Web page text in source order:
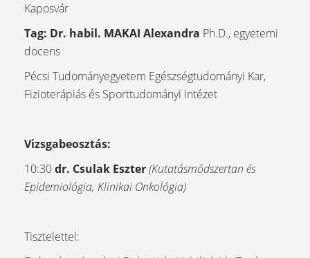
Kaposvár
Tag: Dr. habil. MAKAI Alexandra Ph.D., egyetemi
docens
Pécsi Tudományegyetem Egészségtudományi Kar,
Fizioterápiás és Sporttudományi Intézet
Vizsgabeosztás:
10:30dr. Csulak Eszter(Kutatásmódszertan és
Epidemiológia, Klinikai Onkológia)
Tisztelettel: